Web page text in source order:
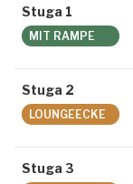
Stuga 1
MIT RAMPE
Stuga 2
LOUNGEECKE
Stuga 3